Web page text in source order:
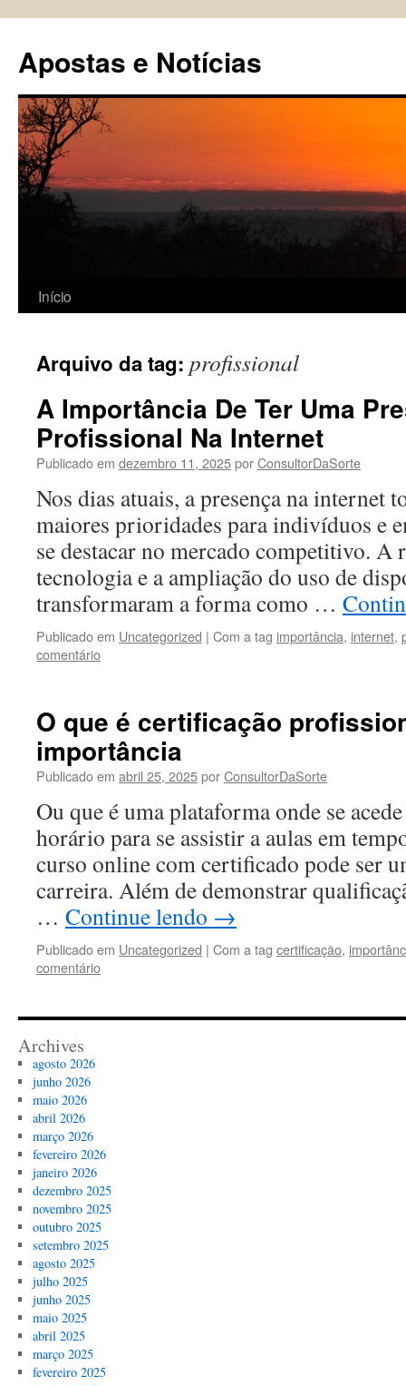
conteúdo
Apostas e Notícias
Início
Arquivo da tag: profissional
A Importância De Ter Uma
Profissional Na Internet
Publicado em dezembro 11, 2025porConsultorDaSorte
Nos dias atuais, a presença na internet
maiores prioridades para indivíduos e
se destacar no mercado competitivo. A
tecnologia e a ampliação do uso de
transformaram a forma como …
Publicado em Uncategorized | Com a tag importância, internet,
comentário
O que é certificação
importância
Publicado em abril 25, 2025porConsultorDaSorte
Ou que é uma plataforma onde se
horário para se assistir a aulas em
curso online com certificado pode ser
carreira. Além de demonstrar
… Continue lendo →
Publicado em Uncategorized | Com a tag certificação,
comentário
Archives
agosto 2026
junho 2026
maio 2026
abril 2026
março 2026
fevereiro 2026
janeiro 2026
dezembro 2025
novembro 2025
outubro 2025
setembro 2025
agosto 2025
julho 2025
junho 2025
maio 2025
abril 2025
março 2025
fevereiro 2025